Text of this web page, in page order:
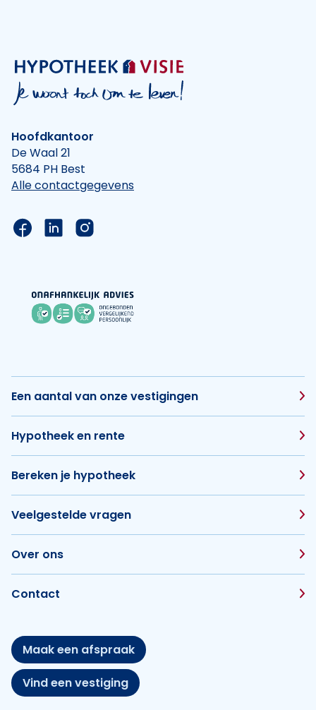
Hoofdkantoor
De Waal 21
5684 PH Best
Alle contactgegevens
Link naar de Facebook pagina van Hypotheek
Link naar de LinkedIn pagina van
Link naar de Instagram pagina van
Een aantal van onze vestigingen
Hypotheek en rente
Bereken je hypotheek
Veelgestelde vragen
Over ons
Contact
Maak een afspraak
Vind een vestiging